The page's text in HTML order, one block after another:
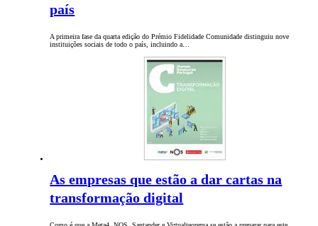
país
A primeira fase da quarta edição do Prémio Fidelidade Comunidade distinguiu nove
instituições sociais de todo o país, incluindo a…
As empresas que estão a dar cartas na
transformação digital